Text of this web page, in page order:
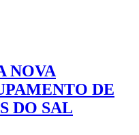
NOVA
DE
DO SAL